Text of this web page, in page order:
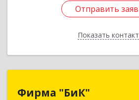
Отправить
Показать
Отправить
Назад
Фирма "БиК"